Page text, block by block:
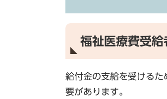
福祉医療費受
給付金の支給を受ける
要があります。